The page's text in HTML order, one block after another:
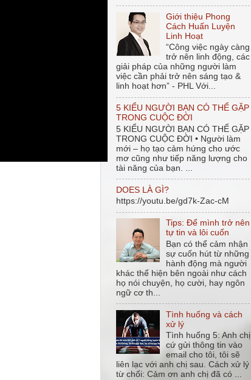
Giới thiệu Phong
Cách Huấn Luyện
Linh Hoạt
“Công việc ngày càng
trở nên linh động, các
giải pháp của những người làm
việc cần phải trở nên sáng tạo &
linh hoạt hơn” - PHL Với...
5 KIỂU NGƯỜI BẠN CÓ THỂ GẶP
TRONG CUỘC ĐỜI
5 KIỂU NGƯỜI BẠN CÓ THỂ GẶP
TRONG CUỘC ĐỜI • Người làm
mới – họ tạo cảm hứng cho ước
mơ cũng như tiếp năng lượng cho
tài năng của bạn. ...
DOES LÀ GÌ?
https://youtu.be/gd7k-Zac-cM
Tips: Để mình trở nên
tự tin và lôi cuốn
Bạn có thể cảm nhận
sự cuốn hút từ những
hành động mà người
khác thể hiện bên ngoài như cách
họ nói chuyện, họ cười, hay ngôn
ngữ cơ th...
Tình huống và cách
xử lý
Tình huống 5: Anh chị
cứ gửi thông tin vào
email cho tôi, tôi sẽ
liên lạc với anh chị sau. Cách xử lý
từ chối: Cảm ơn anh chị đã có ...